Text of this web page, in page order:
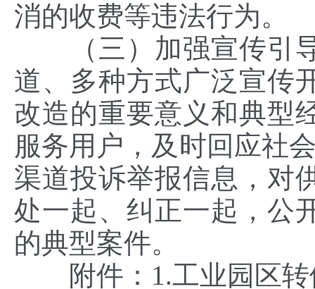
消的收费等违法行为。
（三）加强宣传引导
道、多种方式广泛宣传
改造的重要意义和典型
服务用户，及时回应社
渠道投诉举报信息，对
处一起、纠正一起，公
的典型案件。
附件：1.工业园区转